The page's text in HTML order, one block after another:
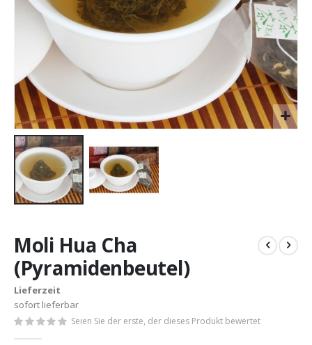
der
Bildergalerie
springen
Moli Hua Cha
(Pyramidenbeutel)
Lieferzeit
sofort lieferbar
Seien Sie der erste, der dieses Produkt bewertet